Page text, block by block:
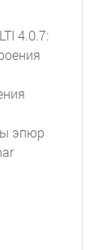
4.0.7:
эпюр